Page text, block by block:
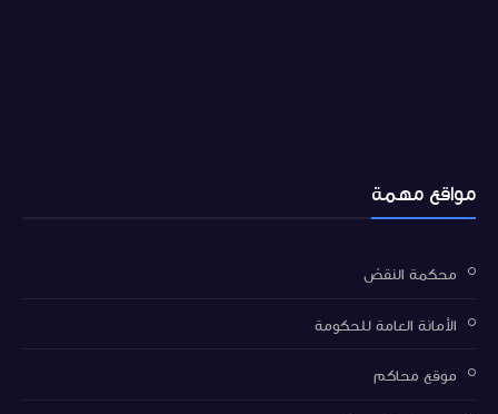
مواقع مهمة
محكمة النقض
الأمانة العامة للحكومة
موقع محاكم